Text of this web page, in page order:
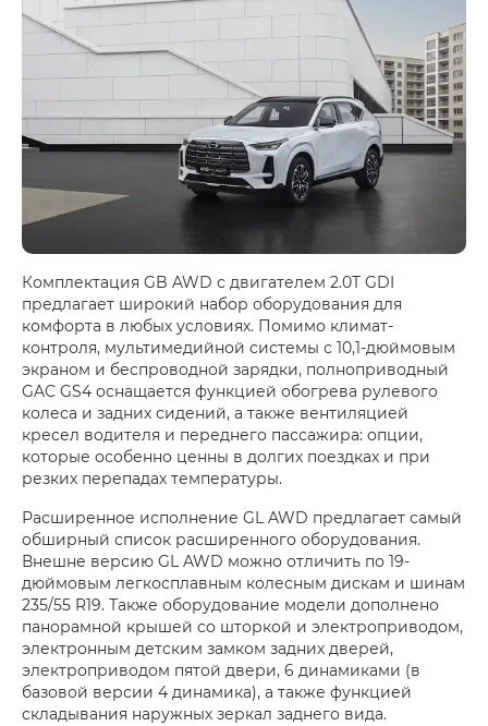
Комплектация GB AWD с двигателем 2.0T GDI
предлагает широкий набор оборудования для
комфорта в любых условиях. Помимо климат-
контроля, мультимедийной системы с 10,1-дюймовым
экраном и беспроводной зарядки, полноприводный
GAC GS4 оснащается функцией обогрева рулевого
колеса и задних сидений, а также вентиляцией
кресел водителя и переднего пассажира: опции,
которые особенно ценны в долгих поездках и при
резких перепадах температуры.
Расширенное исполнение GL AWD предлагает самый
обширный список расширенного оборудования.
Внешне версию GL AWD можно отличить по 19-
дюймовым легкосплавным колесным дискам и шинам
235/55 R19. Также оборудование модели дополнено
панорамной крышей со шторкой и электроприводом,
электронным детским замком задних дверей,
электроприводом пятой двери, 6 динамиками (в
базовой версии 4 динамика), а также функцией
складывания наружных зеркал заднего вида.